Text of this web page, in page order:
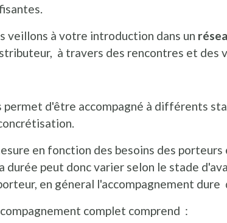
veillons à votre introduction dans un
à travers des rencontres et des
permet d'être accompagné à différents
en fonction des besoins des
durée peut donc varier selon le stade
en géneral l'accompagnement dure
complet comprend :